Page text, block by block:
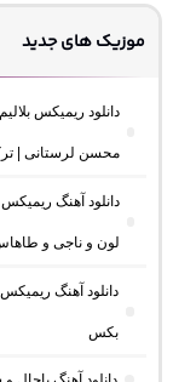
موزیک های جدید
دانلود ریمیکس
محسن لرستانی |
دانلود آهنگ
لون و ناجی و
دانلود آهنگ
بکس